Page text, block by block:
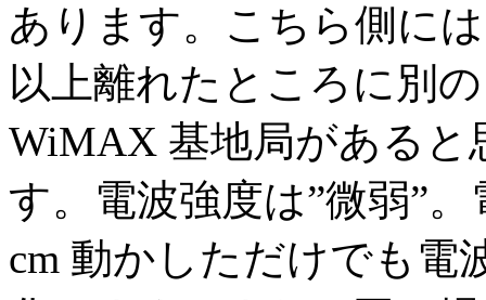
あります。こちら側に
以上離れたところに別
WiMAX 基地局があると
す。電波強度は”微弱”
cm 動かしただけでも電